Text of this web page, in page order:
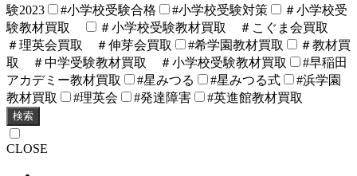
験2023
#小学校受験合格 #小学校受験対策
＃小学校受
験教材買取
＃小学校受験教材買取 ＃こぐま会買取
＃理英会買取 ＃伸芽会買取
#希学園教材買取
＃教材買
取 ＃中学受験教材買取 ＃小学校受験教材買取
#早稲田
アカデミー教材買取
#星みつる #星みつる式
#浜学園
教材買取
#理英会 #発達障害 #英進館教材買取
検索
CLOSE